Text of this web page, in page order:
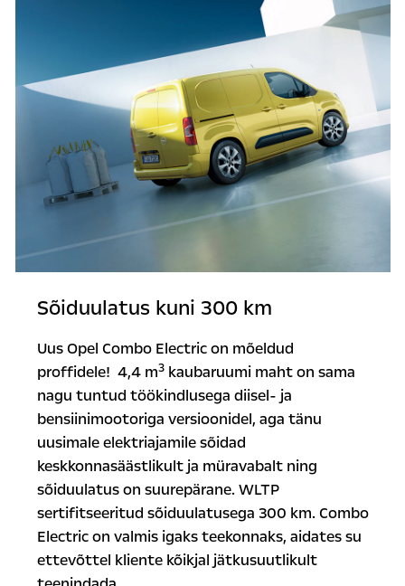
Sõiduulatus kuni 300 km
Uus Opel Combo Electric on mõeldud
proffidele! 4,4 m3kaubaruumi maht on sama
nagu tuntud töökindlusega diisel- ja
bensiinimootoriga versioonidel, aga tänu
uusimale elektriajamile sõidad
keskkonnasäästlikult ja müravabalt ning
sõiduulatus on suurepärane. WLTP
sertifitseeritud sõiduulatusega 300 km. Combo
Electric on valmis igaks teekonnaks, aidates su
ettevõttel kliente kõikjal jätkusuutlikult